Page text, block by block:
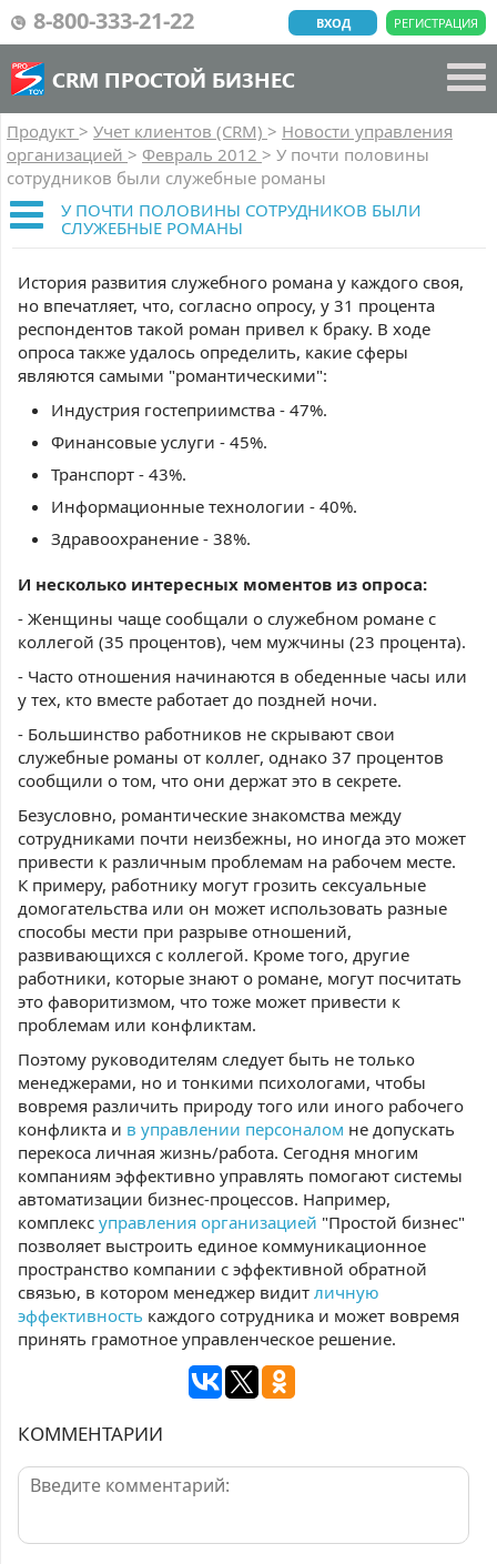
8-800-333-21-22 РЕГИСТРАЦИЯ
ВХОД
CRM ПРОСТОЙ БИЗНЕС
Продукт > Учет клиентов (CRM) > Новости управления
организацией > Февраль 2012 > У почти половины
сотрудников были служебные романы
У ПОЧТИ ПОЛОВИНЫ СОТРУДНИКОВ БЫЛИ
СЛУЖЕБНЫЕ РОМАНЫ
История развития служебного романа у каждого своя,
но впечатляет, что, согласно опросу, у 31 процента
респондентов такой роман привел к браку. В ходе
опроса также удалось определить, какие сферы
являются самыми "романтическими":
Индустрия гостеприимства - 47%.
Финансовые услуги - 45%.
Транспорт - 43%.
Информационные технологии - 40%.
Здравоохранение - 38%.
И несколько интересных моментов из опроса:
- Женщины чаще сообщали о служебном романе с
коллегой (35 процентов), чем мужчины (23 процента).
- Часто отношения начинаются в обеденные часы или
у тех, кто вместе работает до поздней ночи.
- Большинство работников не скрывают свои
служебные романы от коллег, однако 37 процентов
сообщили о том, что они держат это в секрете.
Безусловно, романтические знакомства между
сотрудниками почти неизбежны, но иногда это может
привести к различным проблемам на рабочем месте.
К примеру, работнику могут грозить сексуальные
домогательства или он может использовать разные
способы мести при разрыве отношений,
развивающихся с коллегой. Кроме того, другие
работники, которые знают о романе, могут посчитать
это фаворитизмом, что тоже может привести к
проблемам или конфликтам.
Поэтому руководителям следует быть не только
менеджерами, но и тонкими психологами, чтобы
вовремя различить природу того или иного рабочего
конфликта и в управлении персоналом не допускать
перекоса личная жизнь/работа. Сегодня многим
компаниям эффективно управлять помогают системы
автоматизации бизнес-процессов. Например,
комплекс управления организацией "Простой бизнес"
позволяет выстроить единое коммуникационное
пространство компании с эффективной обратной
связью, в котором менеджер видит личную
эффективность каждого сотрудника и может вовремя
принять грамотное управленческое решение.
КОММЕНТАРИИ